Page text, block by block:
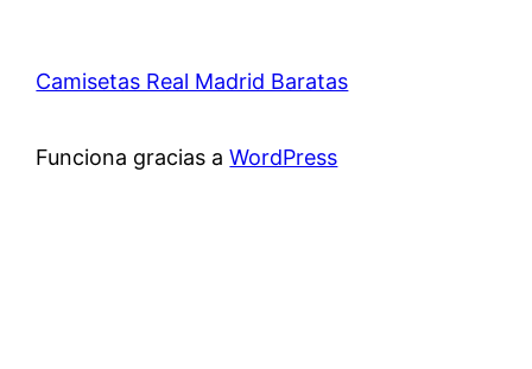
Camisetas Real Madrid Baratas
Funciona gracias aWordPress